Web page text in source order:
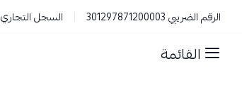
الرقم الضريبي 301297871200003 السجل التجاري 1132100017
القائمة